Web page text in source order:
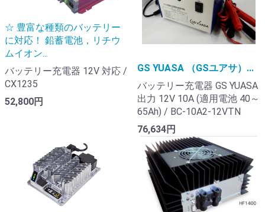
☆ 豊富な種類のバッテリー
に対応！ 鉛蓄電池，リチウ
ムイオン...
バッテリー充電器 12V 対応 /
CX1235
52,800円
GS YUASA （GSユアサ）...
バッテリー充電器 GS YUASA
出力 12V 10A (適用電池 40～
65Ah) / BC-10A2-12VTN
76,634円